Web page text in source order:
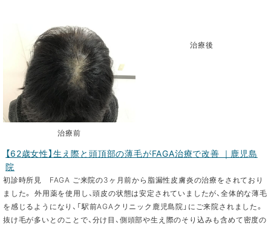
治療前
治療後
【62歳女性】生え際と頭頂部の薄毛がFAGA治療で改善 ｜鹿児島
院
初診時所見 FAGA ご来院の3ヶ月前から脂漏性皮膚炎の治療をされており
ました。 外用薬を使用し、頭皮の状態は安定されていましたが、全体的な薄毛
を感じるようになり、「駅前AGAクリニック鹿児島院」にご来院されました。
抜け毛が多いとのことで、分け目、側頭部や生え際のそり込みも含めて密度の